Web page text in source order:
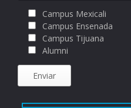
Campus Mexicali
Campus Ensenada
Campus Tijuana
Alumni